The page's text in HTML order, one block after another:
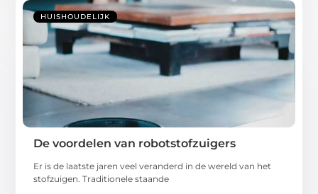
HUISHOUDELIJK
De voordelen van robotstofzuigers
Er is de laatste jaren veel veranderd in de wereld van het
stofzuigen. Traditionele staande